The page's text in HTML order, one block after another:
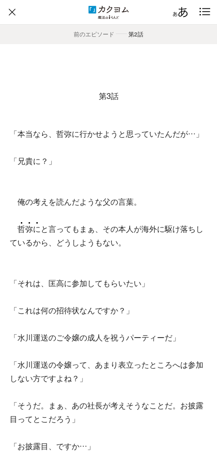
前のエピソード
―― 第2話
第3話
「本当なら、哲弥に行かせようと思っていたんだが…」
「兄貴に？」
俺の考えを読んだような父の言葉。
哲弥に と言ってもまぁ、その本人が海外に駆け落ちし
ているから、どうしようもない。
「それは、匡高に参加してもらいたい」
「これは何の招待状なんですか？」
「水川運送のご令嬢の成人を祝うパーティーだ」
「水川運送の令嬢って、あまり表立ったところへは参加
しない方ですよね？」
「そうだ。まぁ、あの社長が考えそうなことだ。お披露
目ってとこだろう」
「お披露目、ですか…」